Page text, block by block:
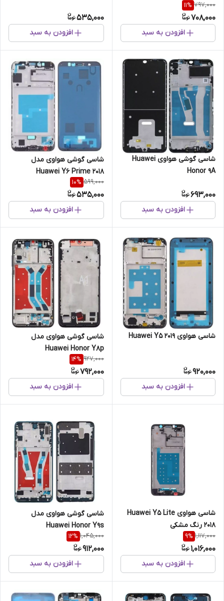
797,000
11%
708,000
افزودن به سبد
535,000
افزودن به سبد
شاسی گوشی هواوی Huawei
Honor 9A
693,000
افزودن به سبد
شاسی گوشی هواوی مدل
Huawei Y6 Prime 2018
599,000
10%
535,000
افزودن به سبد
شاسی هواوی Huawei Y5 2019
920,000
افزودن به سبد
شاسی گوشی هواوی مدل
Huawei Honor Y8p
927,000
14%
792,000
افزودن به سبد
شاسی هواوی Huawei Y5 Lite
2018 رنگ مشکی
1,117,000
9%
1,016,000
افزودن به سبد
شاسی گوشی هواوی مدل
Huawei Honor Y9s
1,045,000
12%
912,000
افزودن به سبد